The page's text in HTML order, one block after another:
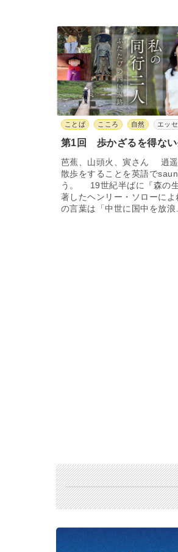
ことば こころ 自然 エッ
第1回 歩かざるを得ない
芭蕉、山頭火、寅さん 逍遥
散歩をすることを英語で
う。 19世紀半ばに『森の
著したヘンリー・ソローによ
の言葉は「中世に国中を放